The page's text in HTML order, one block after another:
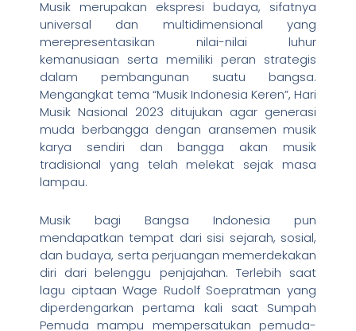
Musik merupakan ekspresi budaya, sifatnya
universal dan multidimensional yang
merepresentasikan nilai-nilai luhur
kemanusiaan serta memiliki peran strategis
dalam pembangunan suatu bangsa.
Mengangkat tema “Musik Indonesia Keren”, Hari
Musik Nasional 2023 ditujukan agar generasi
muda berbangga dengan aransemen musik
karya sendiri dan bangga akan musik
tradisional yang telah melekat sejak masa
lampau.
Musik bagi Bangsa Indonesia pun
mendapatkan tempat dari sisi sejarah, sosial,
dan budaya, serta perjuangan memerdekakan
diri dari belenggu penjajahan. Terlebih saat
lagu ciptaan Wage Rudolf Soepratman yang
diperdengarkan pertama kali saat Sumpah
Pemuda mampu mempersatukan pemuda-